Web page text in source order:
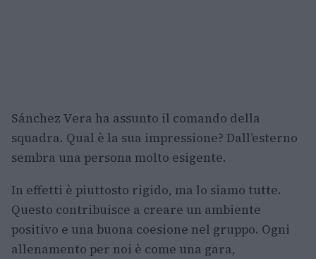
Sánchez Vera ha assunto il comando della
squadra. Qual è la sua impressione? Dall’esterno
sembra una persona molto esigente.
In effetti è piuttosto rigido, ma lo siamo tutte.
Questo contribuisce a creare un ambiente
positivo e una buona coesione nel gruppo. Ogni
allenamento per noi è come una gara,